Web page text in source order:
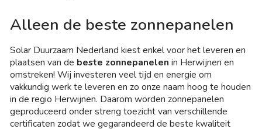
Alleen de beste zonnepanelen
Solar Duurzaam Nederland kiest enkel voor het leveren en
plaatsen van de beste zonnepanelen in Herwijnen en
omstreken! Wij investeren veel tijd en energie om
vakkundig werk te leveren en zo onze naam hoog te houden
in de regio Herwijnen. Daarom worden zonnepanelen
geproduceerd onder streng toezicht van verschillende
certificaten zodat we gegarandeerd de beste kwaliteit